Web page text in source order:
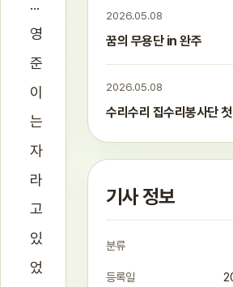
...
영
준
이
는
자
라
고
있
었
2026.05.08
꿈의 무용단 in 완주
2026.05.08
수리수리 집수리봉사단
기사 정보
분류
등록일